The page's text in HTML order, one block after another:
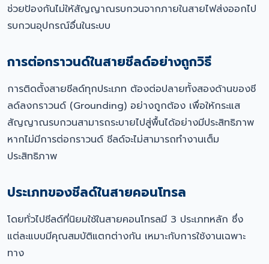
ช่วยป้องกันไม่ให้สัญญาณรบกวนจากภายในสายไฟส่งออกไป
รบกวนอุปกรณ์อื่นในระบบ
การต่อกราวนด์ในสายชีลด์อย่างถูกวิธี
การติดตั้งสายชีลด์ทุกประเภท ต้องต่อปลายทั้งสองด้านของชี
ลด์ลงกราวนด์ (Grounding) อย่างถูกต้อง เพื่อให้กระแส
สัญญาณรบกวนสามารถระบายไปสู่พื้นได้อย่างมีประสิทธิภาพ
หากไม่มีการต่อกราวนด์ ชีลด์จะไม่สามารถทำงานเต็ม
ประสิทธิภาพ
ประเภทของชีลด์ในสายคอนโทรล
โดยทั่วไปชีลด์ที่นิยมใช้ในสายคอนโทรลมี 3 ประเภทหลัก ซึ่ง
แต่ละแบบมีคุณสมบัติแตกต่างกัน เหมาะกับการใช้งานเฉพาะ
ทาง